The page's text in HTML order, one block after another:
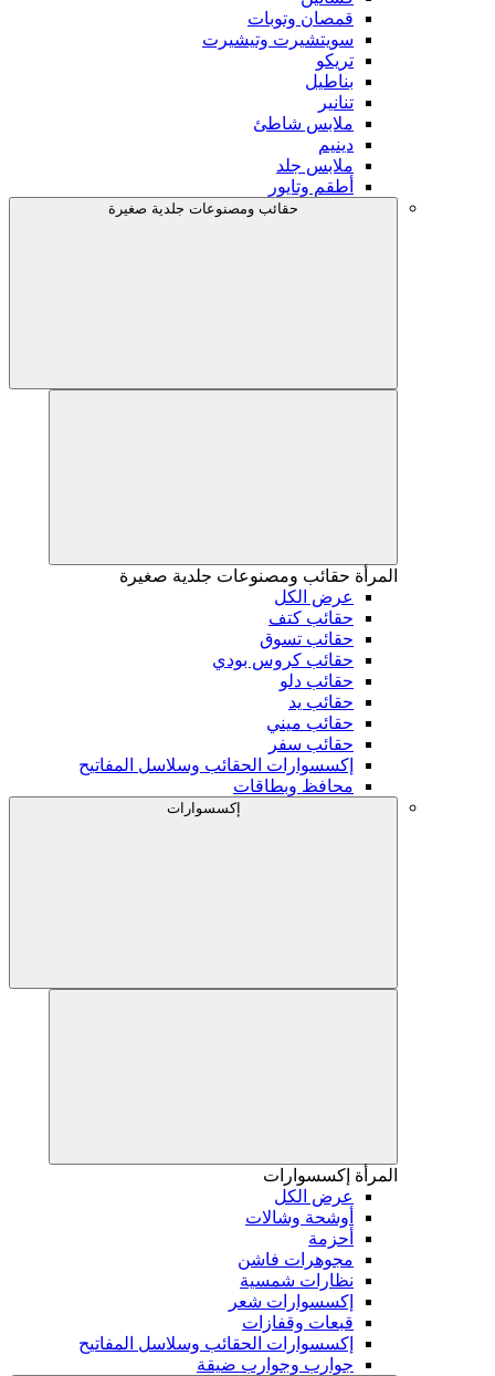
قمصان وتوبات
سويتشيرت وتيشيرت
تريكو
بناطيل
تنانير
ملابس شاطئ
دينيم
ملابس جلد
أطقم وتايور
حقائب ومصنوعات جلدية صغيرة
المرأة حقائب ومصنوعات جلدية صغيرة
عرض الكل
حقائب كتف
حقائب تسوق
حقائب كروس بودي
حقائب دلو
حقائب يد
حقائب ميني
حقائب سفر
إكسسوارات الحقائب وسلاسل المفاتيح
محافظ وبطاقات
إكسسوارات
المرأة إكسسوارات
عرض الكل
أوشحة وشالات
أحزمة
مجوهرات فاشن
نظارات شمسية
إكسسوارات شعر
قبعات وقفازات
إكسسوارات الحقائب وسلاسل المفاتيح
جوارب وجوارب ضيقة